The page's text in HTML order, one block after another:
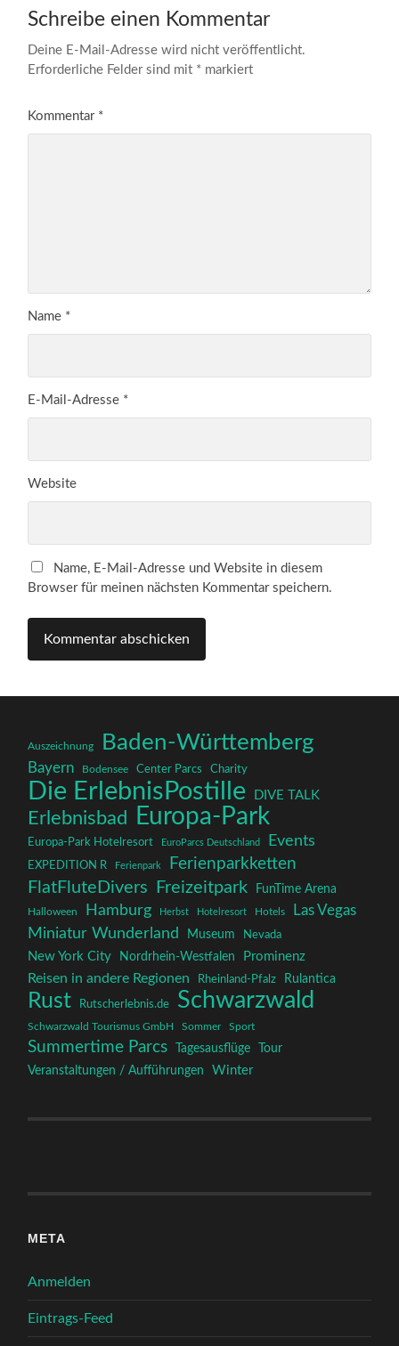
Schreibe einen Kommentar
Deine E-Mail-Adresse wird nicht veröffentlicht.
Erforderliche Felder sind mit * markiert
Kommentar *
Name *
E-Mail-Adresse *
Website
Name, E-Mail-Adresse und Website in diesem
Browser für meinen nächsten Kommentar speichern.
Auszeichnung Baden-Württemberg
Bayern Bodensee Center Parcs Charity
Die ErlebnisPostille DIVE TALK
Erlebnisbad Europa-Park
Europa-Park Hotelresort EuroParcs Deutschland Events
EXPEDITION R Ferienpark Ferienparkketten
FlatFluteDivers Freizeitpark FunTime Arena
Halloween Hamburg Herbst Hotelresort Hotels
Las Vegas
Miniatur Wunderland
Museum Nevada
New York City Nordrhein-Westfalen Prominenz
Reisen in andere Regionen Rheinland-Pfalz Rulantica
Rust Rutscherlebnis.de Schwarzwald
Schwarzwald Tourismus GmbH Sommer Sport
Summertime Parcs Tagesausflüge
Tour
Veranstaltungen / Aufführungen
Winter
META
Anmelden
Eintrags-Feed